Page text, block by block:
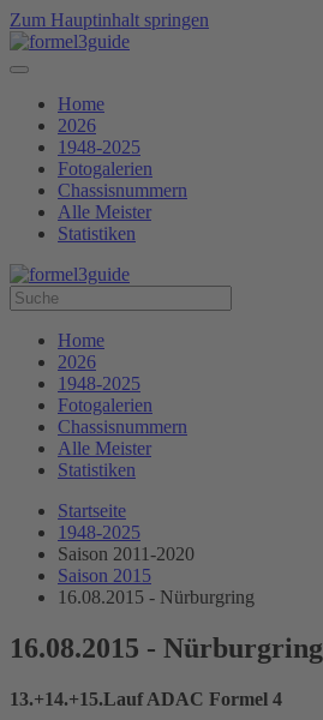
Zum Hauptinhalt springen
Home
2026
1948-2025
Fotogalerien
Chassisnummern
Alle Meister
Statistiken
Home
2026
1948-2025
Fotogalerien
Chassisnummern
Alle Meister
Statistiken
Startseite
1948-2025
Saison 2011-2020
Saison 2015
16.08.2015 - Nürburgring
16.08.2015 - Nürburgring
13.+14.+15.Lauf ADAC Formel 4